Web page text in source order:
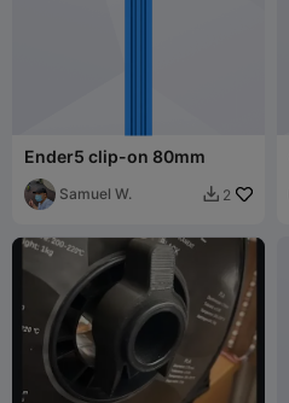
Ender5 clip-on 80mm
Samuel W.  2